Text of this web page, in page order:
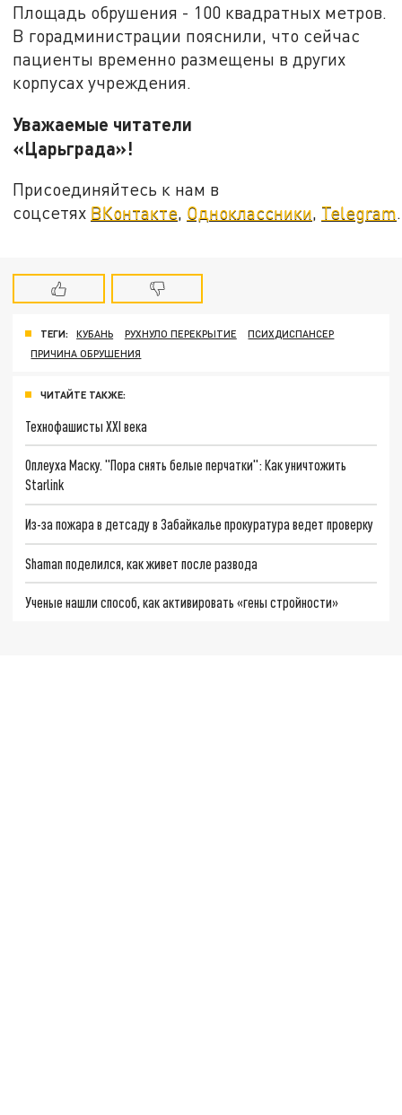
Площадь обрушения - 100 квадратных метров.
В горадминистрации пояснили, что сейчас
пациенты временно размещены в других
корпусах учреждения.
Уважаемые читатели
«Царьграда»!
Присоединяйтесь к нам в
соцсетях ВКонтакте, Одноклассники, Telegram.
ТЕГИ: КУБАНЬ РУХНУЛО ПЕРЕКРЫТИЕ
ПСИХДИСПАНСЕР
ПРИЧИНА ОБРУШЕНИЯ
ЧИТАЙТЕ ТАКЖЕ:
Технофашисты XXI века
Оплеуха Маску. "Пора снять белые перчатки": Как уничтожить
Starlink
Из-за пожара в детсаду в Забайкалье прокуратура ведет проверку
Shaman поделился, как живет после развода
Ученые нашли способ, как активировать «гены стройности»